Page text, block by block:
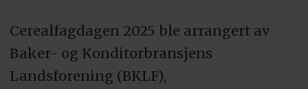
Cerealfagdagen 2025 ble arrangert av
Baker- og Konditorbransjens
Landsforening (BKLF),